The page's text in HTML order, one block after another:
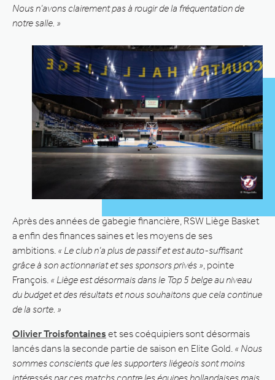
Nous n’avons clairement pas à rougir de la fréquentation de
notre salle. »
Après des années de gabegie financière, RSW Liège Basket
a enfin des finances saines et les moyens de ses
ambitions. « Le club n’a plus de passif et est auto-suffisant
grâce à son actionnariat et ses sponsors privés » , pointe
François. « Liège est désormais dans le Top 5 belge au niveau
du budget et des résultats et nous souhaitons que cela continue
de la sorte. »
Olivier Troisfontaines et ses coéquipiers sont désormais
lancés dans la seconde partie de saison en Elite Gold. « Nous
sommes conscients que les supporters liégeois sont moins
intéressés par ces matchs contre les équipes hollandaises mais